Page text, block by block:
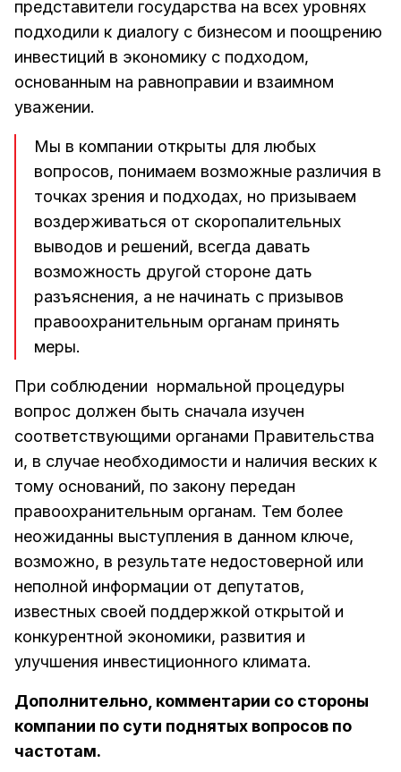
представители государства на всех уровнях
подходили к диалогу с бизнесом и поощрению
инвестиций в экономику с подходом,
основанным на равноправии и взаимном
уважении.
Мы в компании открыты для любых
вопросов, понимаем возможные различия в
точках зрения и подходах, но призываем
воздерживаться от скоропалительных
выводов и решений, всегда давать
возможность другой стороне дать
разъяснения, а не начинать с призывов
правоохранительным органам принять
меры.
При соблюдении нормальной процедуры
вопрос должен быть сначала изучен
соответствующими органами Правительства
и, в случае необходимости и наличия веских к
тому оснований, по закону передан
правоохранительным органам. Тем более
неожиданны выступления в данном ключе,
возможно, в результате недостоверной или
неполной информации от депутатов,
известных своей поддержкой открытой и
конкурентной экономики, развития и
улучшения инвестиционного климата.
Дополнительно, комментарии со стороны
компании по сути поднятых вопросов по
частотам.